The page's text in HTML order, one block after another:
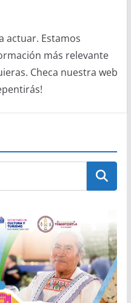
actuar. Estamos
más relevante
Checa nuestra web